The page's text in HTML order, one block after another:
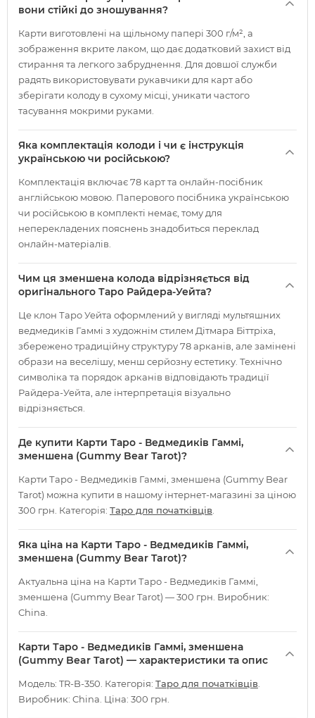
вони стійкі до зношування?
Карти виготовлені на щільному папері 300 г/м², а
зображення вкрите лаком, що дає додатковий захист від
стирання та легкого забруднення. Для довшої служби
радять використовувати рукавчики для карт або
зберігати колоду в сухому місці, уникати частого
тасування мокрими руками.
Яка комплектація колоди і чи є інструкція
українською чи російською?
Комплектація включає 78 карт та онлайн-посібник
англійською мовою. Паперового посібника українською
чи російською в комплекті немає, тому для
неперекладених пояснень знадобиться переклад
онлайн-матеріалів.
Чим ця зменшена колода відрізняється від
оригінального Таро Райдера-Уейта?
Це клон Таро Уейта оформлений у вигляді мультяшних
ведмедиків Гаммі з художнім стилем Дітмара Біттріха,
збережено традиційну структуру 78 арканів, але замінені
образи на веселішу, менш серйозну естетику. Технічно
символіка та порядок арканів відповідають традиції
Райдера-Уейта, але інтерпретація візуально
відрізняється.
Де купити Карти Таро - Ведмедиків Гаммі,
зменшена (Gummy Bear Tarot)?
Карти Таро - Ведмедиків Гаммі, зменшена (Gummy Bear
Tarot) можна купити в нашому інтернет-магазині за ціною
300 грн. Категорія: Таро для початківців
Яка ціна на Карти Таро - Ведмедиків Гаммі,
зменшена (Gummy Bear Tarot)?
Актуальна ціна на Карти Таро - Ведмедиків Гаммі,
зменшена (Gummy Bear Tarot) — 300 грн. Виробник:
China.
Карти Таро - Ведмедиків Гаммі, зменшена
(Gummy Bear Tarot) — характеристики та опис
Модель: TR-B-350. Категорія: Таро для початківців
Виробник: China. Ціна: 300 грн.